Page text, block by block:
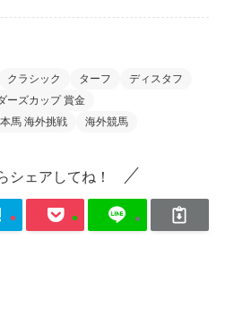
クラシック ターフ
ディスタフ
ーズカップ 賞金
馬 海外挑戦 海外競馬
シェアしてね！